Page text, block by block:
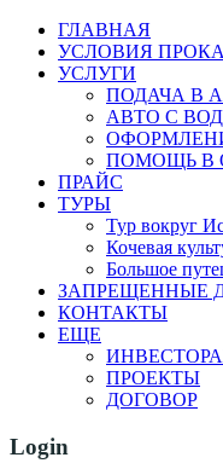
ГЛАВНАЯ
УСЛОВИЯ
УСЛУГИ
ПОДАЧА В
АВТО С
ПОМОЩЬ В
ПРАЙС
ТУРЫ
Тур вокруг
Кочевая
Большое
ЗАПРЕЩЕННЫЕ
КОНТАКТЫ
ЕЩЕ
ПРОЕКТЫ
ДОГОВОР
Login